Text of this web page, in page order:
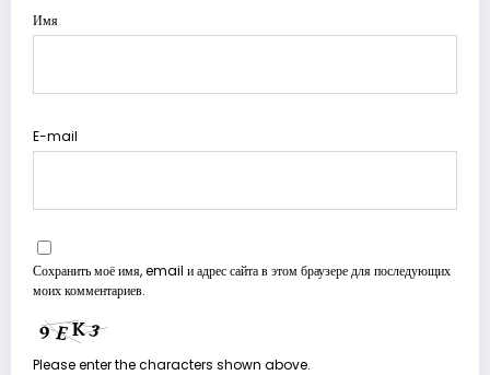
Имя
E-mail
Сохранить моё имя, email и адрес сайта в этом браузере для последующих
моих комментариев.
Please enter the characters shown above.